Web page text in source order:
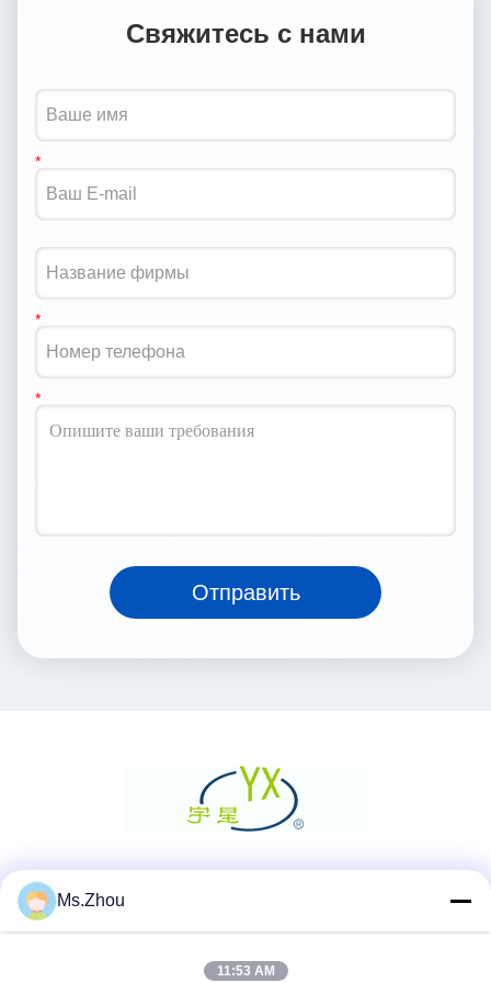
Свяжитесь с нами
Отправить
Ms.Zhou
11:53 AM